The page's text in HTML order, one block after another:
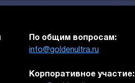
По общим вопросам:
info@goldenultra.ru
Корпоративное участие: